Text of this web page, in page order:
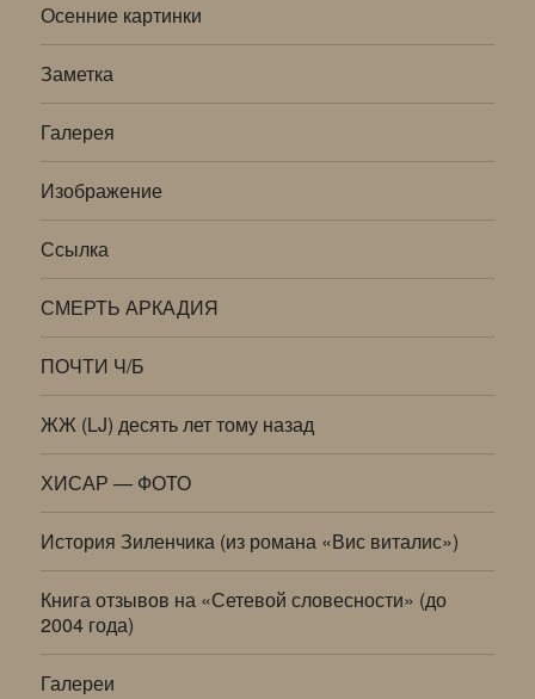
Осенние картинки
Заметка
Галерея
Изображение
Ссылка
СМЕРТЬ АРКАДИЯ
ПОЧТИ Ч/Б
ЖЖ (LJ) десять лет тому назад
ХИСАР — ФОТО
История Зиленчика (из романа «Вис виталис»)
Книга отзывов на «Сетевой словесности» (до
2004 года)
Галереи